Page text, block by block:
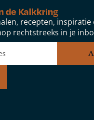
de Kalkkring
recepten, inspiratie
rechtstreeks in je